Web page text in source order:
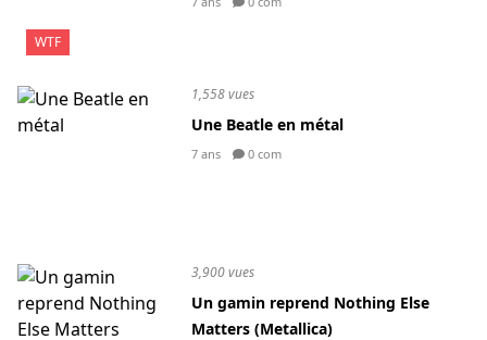
WTF
1,558 vues
Une Beatle en métal
7 ans 0 com
3,900 vues
Un gamin reprend Nothing Else
Matters (Metallica)